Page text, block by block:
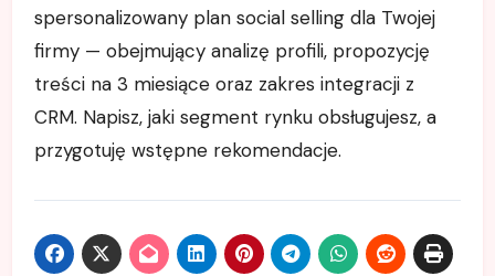
spersonalizowany plan social selling dla Twojej
firmy — obejmujący analizę profili, propozycję
treści na 3 miesiące oraz zakres integracji z
CRM. Napisz, jaki segment rynku obsługujesz, a
przygotuję wstępne rekomendacje.